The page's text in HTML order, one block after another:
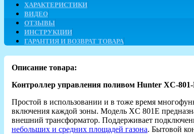
ХАРАКТЕРИСТИКИ
ВИДЕО
ОТЗЫВЫ
ИНСТРУКЦИИ
ГАРАНТИЯ И ВОЗВРАТ ТОВАРА
Описание товара:
Контроллер управления поливом Hunter XC-
Простой в использовании и в тоже время
включения каждой зоны. Модель XC 801E
внешний трансформатор. Поддерживает
небольших и средних площадей газона. Бытовой